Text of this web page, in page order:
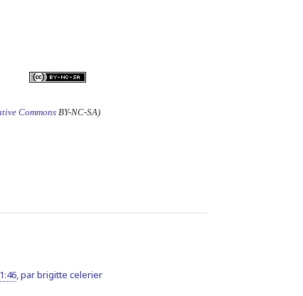
CommonsBY-NC-SA)
,parbrigitte celerier